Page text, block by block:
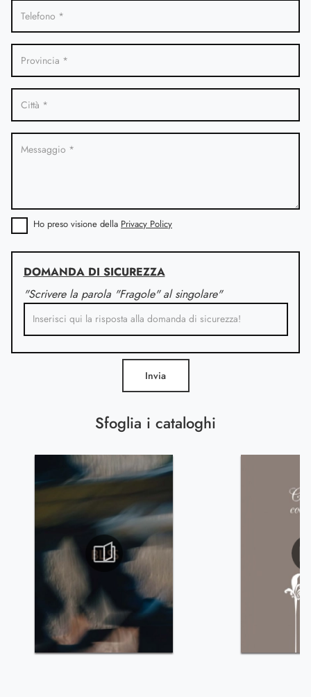
Sfoglia i cataloghi
Ho preso visione della Privacy Policy
DOMANDA DI SICUREZZA
"Scrivere la parola "Fragole" al singolare"
Invia